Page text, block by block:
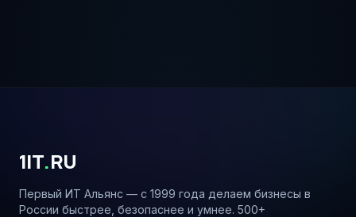
1IT.RU
Первый ИТ Альянс — с 1999 года делаем бизнесы в
России быстрее, безопаснее и умнее. 500+